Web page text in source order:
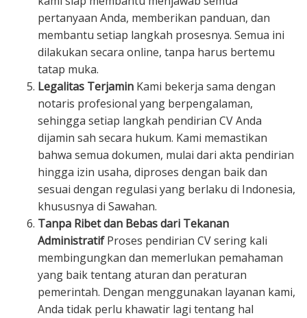
pertanyaan Anda, memberikan panduan, dan
membantu setiap langkah prosesnya. Semua ini
dilakukan secara online, tanpa harus bertemu
tatap muka.
Legalitas Terjamin Kami bekerja sama dengan
notaris profesional yang berpengalaman,
sehingga setiap langkah pendirian CV Anda
dijamin sah secara hukum. Kami memastikan
bahwa semua dokumen, mulai dari akta pendirian
hingga izin usaha, diproses dengan baik dan
sesuai dengan regulasi yang berlaku di Indonesia,
khususnya di Sawahan.
Tanpa Ribet dan Bebas dari Tekanan
AdministratifProses pendirian CV sering kali
membingungkan dan memerlukan pemahaman
yang baik tentang aturan dan peraturan
pemerintah. Dengan menggunakan layanan kami,
Anda tidak perlu khawatir lagi tentang hal